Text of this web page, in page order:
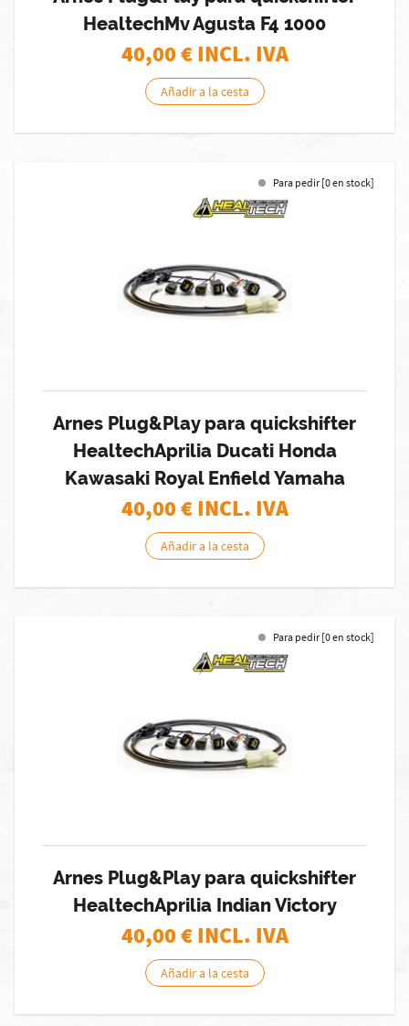
HealtechMv Agusta F4 1000
40,00€ INCL. IVA
Añadir a la cesta
Para pedir [0 en stock]
Arnes Plug&Play para quickshifter
HealtechAprilia Ducati Honda
Kawasaki Royal Enfield Yamaha
40,00€ INCL. IVA
Añadir a la cesta
Para pedir [0 en stock]
Arnes Plug&Play para quickshifter
HealtechAprilia Indian Victory
40,00€ INCL. IVA
Añadir a la cesta